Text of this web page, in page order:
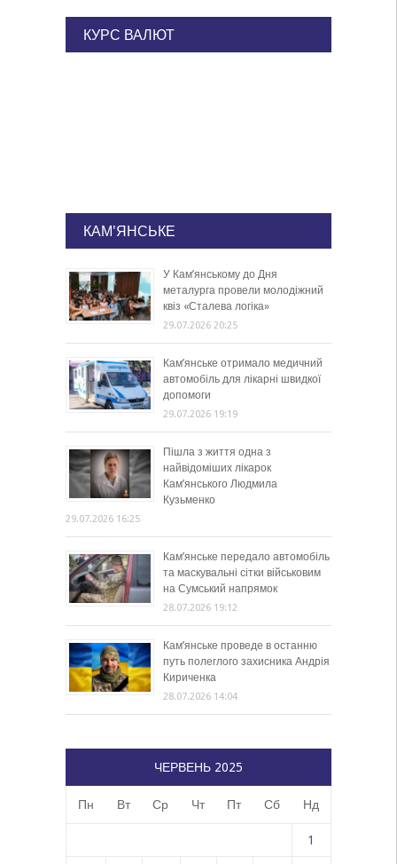
КУРС ВАЛЮТ
КАМ'ЯНСЬКЕ
У Кам’янському до Дня
металурга провели молодіжний
квіз «Сталева логіка»
29.07.2026 20:25
Кам’янське отримало медичний
автомобіль для лікарні швидкої
допомоги
29.07.2026 19:19
Пішла з життя одна з
найвідоміших лікарок
Кам’янського Людмила
Кузьменко
29.07.2026 16:25
Кам’янське передало автомобіль
та маскувальні сітки військовим
на Сумський напрямок
28.07.2026 19:12
Кам’янське проведе в останню
путь полеглого захисника Андрія
Кириченка
28.07.2026 14:04
ЧЕРВЕНЬ 2025
Пн Вт Ср Чт Пт Сб Нд
1